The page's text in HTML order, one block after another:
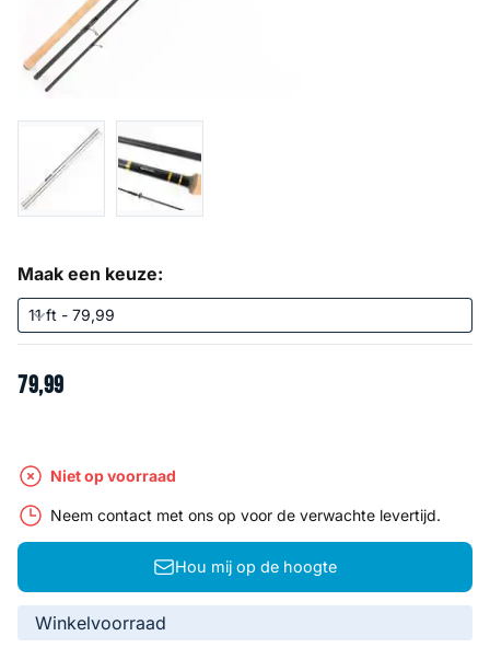
Maak een keuze:
79,99
Niet op voorraad
Neem contact met ons op voor de verwachte levertijd.
Hou mij op de hoogte
Winkelvoorraad